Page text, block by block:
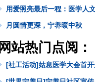
用爱照亮最后一程：医学人
月圆情更深，宁养暖中秋
网站热门点阅：
[社工活动]姑息医学大会首